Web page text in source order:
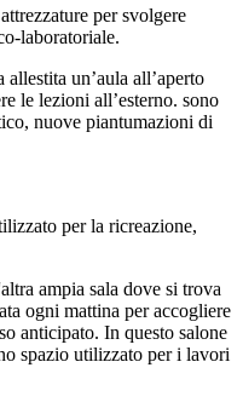
per svolgere
laboratoriale.
un’aula all’aperto
le lezioni all’esterno. sono
nuove piantumazioni di
per la ricreazione,
ampia sala dove si trova
ogni mattina per accogliere
anticipato. In questo salone
spazio utilizzato per i lavori